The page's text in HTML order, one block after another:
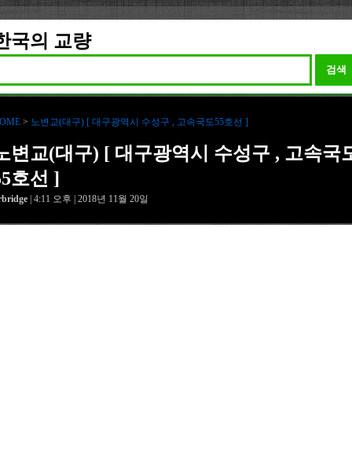
국의 교량
검색
> 노변교(대구) [ 대구광역시 수성구 , 고속국도55호선 ]
변교(대구) [ 대구광역시 수성구 , 고속국
호선 ]
| 4:11 오후 | 2018년 11월 20일